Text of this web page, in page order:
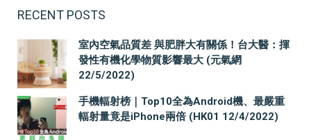
RECENT POSTS
室內空氣品質差 與肥胖大有關係！台大醫：揮
發性有機化學物質影響最大 (元氣網
22/5/2022)
手機輻射榜｜Top10全為Android機、最嚴重
輻射量竟是iPhone兩倍 (HK01 12/4/2022)